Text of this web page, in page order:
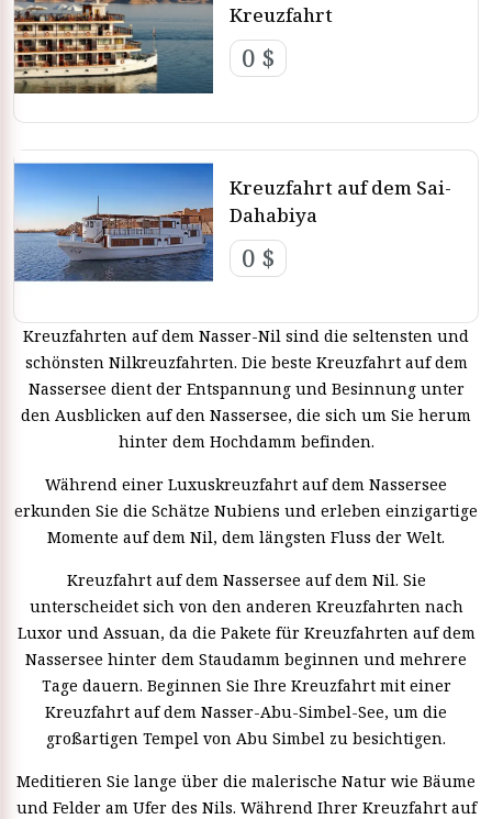
Kreuzfahrt
0 $
Kreuzfahrt auf dem Sai-
Dahabiya
0 $
Kreuzfahrten auf dem Nasser-Nil sind die seltensten und
schönsten Nilkreuzfahrten. Die beste Kreuzfahrt auf dem
Nassersee dient der Entspannung und Besinnung unter
den Ausblicken auf den Nassersee, die sich um Sie herum
hinter dem Hochdamm befinden.
Während einer Luxuskreuzfahrt auf dem Nassersee
erkunden Sie die Schätze Nubiens und erleben einzigartige
Momente auf dem Nil, dem längsten Fluss der Welt.
Kreuzfahrt auf dem Nassersee auf dem Nil. Sie
unterscheidet sich von den anderen Kreuzfahrten nach
Luxor und Assuan, da die Pakete für Kreuzfahrten auf dem
Nassersee hinter dem Staudamm beginnen und mehrere
Tage dauern. Beginnen Sie Ihre Kreuzfahrt mit einer
Kreuzfahrt auf dem Nasser-Abu-Simbel-See, um die
großartigen Tempel von Abu Simbel zu besichtigen.
Meditieren Sie lange über die malerische Natur wie Bäume
und Felder am Ufer des Nils. Während Ihrer Kreuzfahrt auf